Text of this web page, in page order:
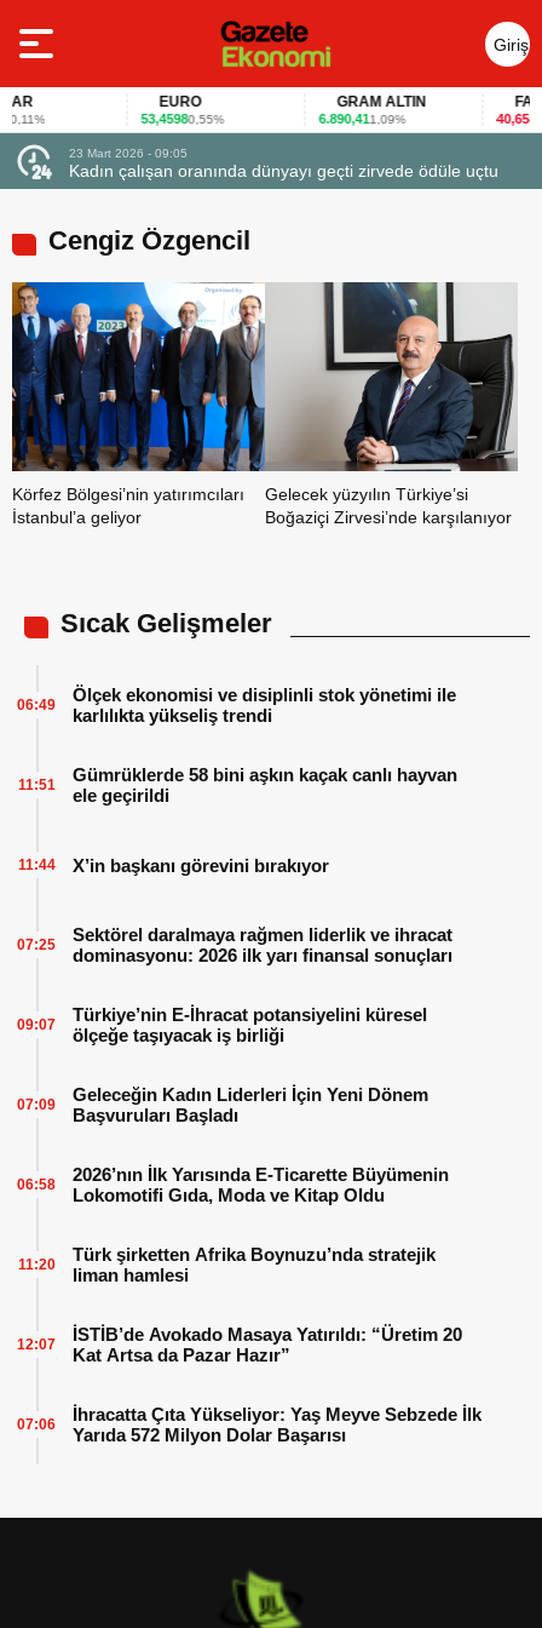
Giriş
Yap
EURO
53,45980,55%
GRAM ALTIN
6.890,411,09%
FAİZ
40,65-
23 Mart 2026 - 09:05
Kadın çalışan oranında dünyayı geçti zirvede ödüle uçtu
Cengiz Özgencil
Körfez Bölgesi’nin yatırımcıları
İstanbul’a geliyor
Gelecek yüzyılın Türkiye’si
Boğaziçi Zirvesi’nde karşılanıyor
Sıcak Gelişmeler
Ölçek ekonomisi ve disiplinli stok yönetimi ile
karlılıkta yükseliş trendi
06:49
Gümrüklerde 58 bini aşkın kaçak canlı hayvan
ele geçirildi
11:51
X’in başkanı görevini bırakıyor
11:44
Sektörel daralmaya rağmen liderlik ve ihracat
dominasyonu: 2026 ilk yarı finansal sonuçları
07:25
Türkiye’nin E-İhracat potansiyelini küresel
ölçeğe taşıyacak iş birliği
09:07
Geleceğin Kadın Liderleri İçin Yeni Dönem
Başvuruları Başladı
07:09
2026’nın İlk Yarısında E-Ticarette Büyümenin
Lokomotifi Gıda, Moda ve Kitap Oldu
06:58
Türk şirketten Afrika Boynuzu’nda stratejik
liman hamlesi
11:20
İSTİB’de Avokado Masaya Yatırıldı: “Üretim 20
Kat Artsa da Pazar Hazır”
12:07
İhracatta Çıta Yükseliyor: Yaş Meyve Sebzede İlk
Yarıda 572 Milyon Dolar Başarısı
07:06